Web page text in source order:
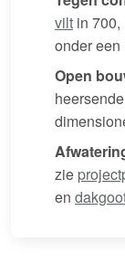
vilt in 700,
onder
Open
zie
en